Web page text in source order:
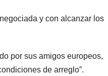
y con alcanzar los
por sus amigos europeos,
de arreglo”.